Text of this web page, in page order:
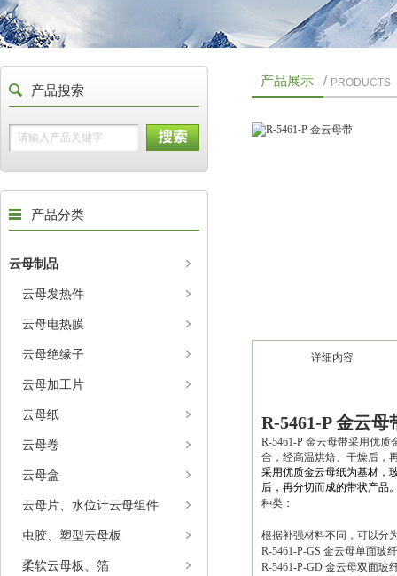
产品搜索
产品分类
云母制品
云母发热件
云母电热膜
云母绝缘子
云母加工片
云母纸
云母卷
云母盒
云母片、水位计云母组件
虫胶、塑型云母板
柔软云母板、箔
产品展示 / PRODUCTS
详细内容
R-5461-P 金云母
R-5461-P 金云母带采用优
合，经高温烘焙、干燥后，
采用优质金云母纸为基材，
后，再分切而成的带状产品
种类：
根据补强材料不同，可以分
R-5461-P-GS 金云母单面玻
R-5461-P-GD 金云母双面玻